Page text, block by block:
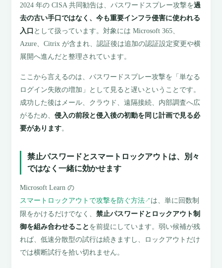
2024 年の CISA 共同勧告は、パスワードスプレー攻撃を過
去の古い手口ではなく、今も重要インフラ侵害に使われる
入口 として扱っています。対象には Microsoft 365、
Azure、Citrix が含まれ、認証後は追加の認証設定変更や横
展開へ進んだと整理されています。
ここから言えるのは、パスワードスプレー攻撃を「単なる
ログイン失敗の増加」として見ると遅いということです。
成功した後はメール、クラウド、遠隔接続、内部調査へ広
がるため、侵入の前段と侵入後の初動を同じ計画で見る必
要があります。
禁止パスワードとスマートロックアウトは、別々
ではなく一緒に効かせます
Microsoft Learn の
スマートロックアウトで攻撃を防ぐ方法↗ は、単に回数制
限をかけるだけでなく、禁止パスワードとロックアウト制
御を組み合わせること を前提にしています。弱い候補が残
れば、低速分散型の試行は続きますし、ロックアウトだけ
では横断試行を拾い切れません。